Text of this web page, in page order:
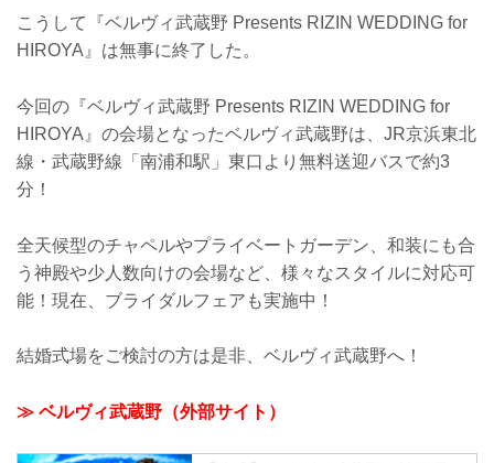
こうして『ベルヴィ武蔵野 Presents RIZIN WEDDING for
HIROYA』は無事に終了した。
今回の『ベルヴィ武蔵野 Presents RIZIN WEDDING for
HIROYA』の会場となったベルヴィ武蔵野は、JR京浜東北
線・武蔵野線「南浦和駅」東口より無料送迎バスで約3
分！
全天候型のチャペルやプライベートガーデン、和装にも合
う神殿や少人数向けの会場など、様々なスタイルに対応可
能！現在、ブライダルフェアも実施中！
結婚式場をご検討の方は是非、ベルヴィ武蔵野へ！
≫ ベルヴィ武蔵野（外部サイト）